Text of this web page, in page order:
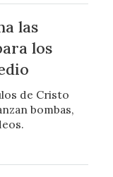
las
los
de Cristo
bombas,